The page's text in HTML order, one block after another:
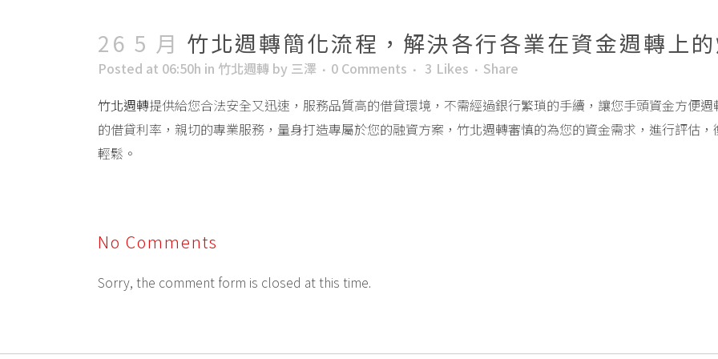
26 5 月 竹北週轉簡化流程，解決各行各業在資金週轉上
Posted at 06:50h in 竹北週轉 by 三澤 0 Comments 3 Likes
Share
竹北週轉提供給您合法安全又迅速，服務品質高的借貸環境，不需經過銀行繁瑣的手續，讓您手頭資金方便
的借貸利率，親切的專業服務，量身打造專屬於您的融資方案，竹北週轉審慎的為您的資金需求，進行評估
輕鬆。
No Comments
Sorry, the comment form is closed at this time.